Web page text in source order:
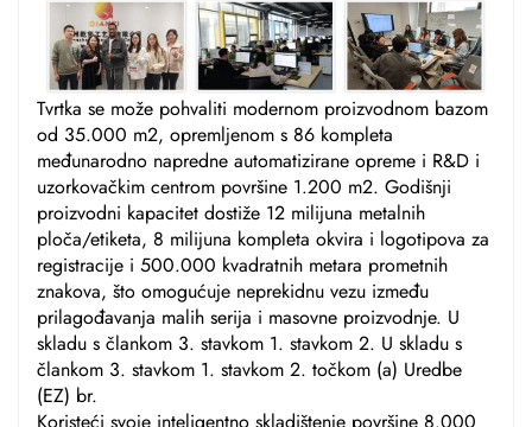
Tvrtka se može pohvaliti modernom proizvodnom bazom
od 35.000 m2, opremljenom s 86 kompleta
međunarodno napredne automatizirane opreme i R&D i
uzorkovačkim centrom površine 1.200 m2. Godišnji
proizvodni kapacitet dostiže 12 milijuna metalnih
ploča/etiketa, 8 milijuna kompleta okvira i logotipova za
registracije i 500.000 kvadratnih metara prometnih
znakova, što omogućuje neprekidnu vezu između
prilagođavanja malih serija i masovne proizvodnje. U
skladu s člankom 3. stavkom 1. stavkom 2. U skladu s
člankom 3. stavkom 1. stavkom 2. točkom (a) Uredbe
(EZ) br.